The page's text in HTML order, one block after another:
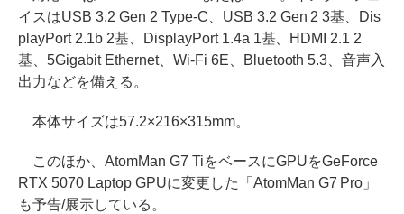
イスはUSB 3.2 Gen 2 Type-C、USB 3.2 Gen 2 3基、Dis
playPort 2.1b 2基、DisplayPort 1.4a 1基、HDMI 2.1 2
基、5Gigabit Ethernet、Wi-Fi 6E、Bluetooth 5.3、音声入
出力などを備える。
本体サイズは57.2×216×315mm。
このほか、AtomMan G7 TiをベースにGPUをGeForce
RTX 5070 Laptop GPUに変更した「AtomMan G7 Pro」
も予告/展示している。